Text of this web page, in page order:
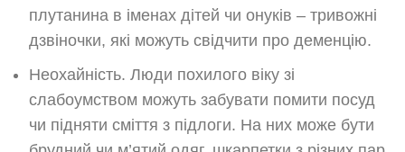
плутанина в іменах дітей чи онуків – тривожні
дзвіночки, які можуть свідчити про деменцію.
Неохайність. Люди похилого віку зі
слабоумством можуть забувати помити посуд
чи підняти сміття з підлоги. На них може бути